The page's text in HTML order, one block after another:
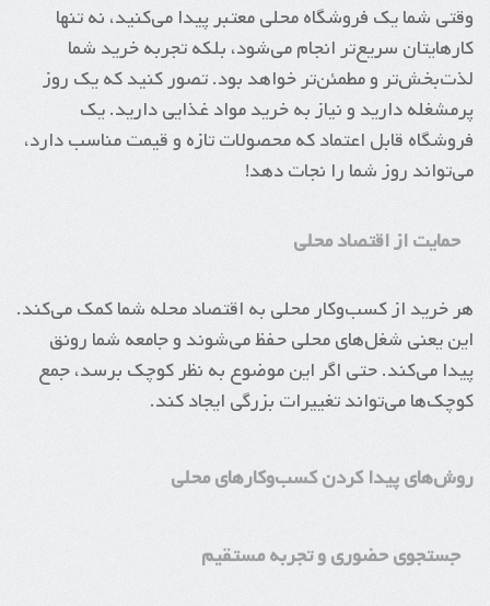
وقتی شما یک فروشگاه محلی معتبر پیدا می‌کنید، نه تنها
کارهایتان سریع‌تر انجام می‌شود، بلکه تجربه خرید شما
لذت‌بخش‌تر و مطمئن‌تر خواهد بود. تصور کنید که یک روز
پرمشغله دارید و نیاز به خرید مواد غذایی دارید. یک
فروشگاه قابل اعتماد که محصولات تازه و قیمت مناسب دارد،
می‌تواند روز شما را نجات دهد!
حمایت از اقتصاد محلی
هر خرید از کسب‌وکار محلی به اقتصاد محله شما کمک می‌کند.
این یعنی شغل‌های محلی حفظ می‌شوند و جامعه شما رونق
پیدا می‌کند. حتی اگر این موضوع به نظر کوچک برسد، جمع
کوچک‌ها می‌تواند تغییرات بزرگی ایجاد کند.
روش‌های پیدا کردن کسب‌وکارهای محلی
جستجوی حضوری و تجربه مستقیم